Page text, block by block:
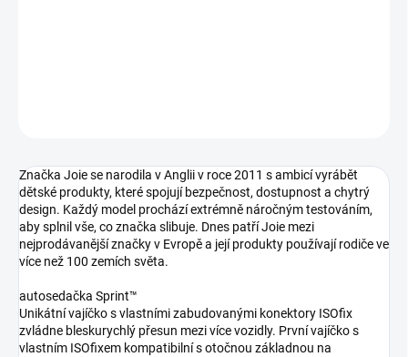
Značka Joie se narodila v Anglii v roce 2011 s ambicí vyrábět
dětské produkty, které spojují bezpečnost, dostupnost a chytrý
design. Každý model prochází extrémně náročným testováním,
aby splnil vše, co značka slibuje. Dnes patří Joie mezi
nejprodávanější značky v Evropě a její produkty používají rodiče ve
více než 100 zemích světa.
autosedačka Sprint™
Unikátní vajíčko s vlastními zabudovanými konektory ISOfix
zvládne bleskurychlý přesun mezi více vozidly. První vajíčko s
vlastním ISOfixem kompatibilní s otočnou základnou na